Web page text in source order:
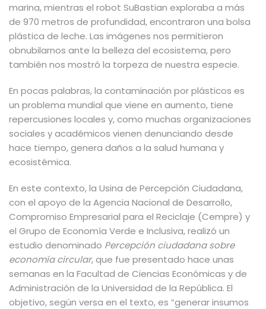
marina, mientras el robot SuBastian exploraba a más
de 970 metros de profundidad, encontraron una bolsa
plástica de leche. Las imágenes nos permitieron
obnubilarnos ante la belleza del ecosistema, pero
también nos mostró la torpeza de nuestra especie.
En pocas palabras, la contaminación por plásticos es
un problema mundial que viene en aumento, tiene
repercusiones locales y, como muchas organizaciones
sociales y académicos vienen denunciando desde
hace tiempo,genera daños a la salud humana y
ecosistémica.
En este contexto, la Usina de Percepción Ciudadana,
con el apoyo de la Agencia Nacional de Desarrollo,
Compromiso Empresarial para el Reciclaje (Cempre) y
el Grupo de Economía Verde e Inclusiva, realizó un
estudio denominado Percepción ciudadana sobre
economía circular, que fue presentado hace unas
semanas en la Facultad de Ciencias Económicas y de
Administración de la Universidad de la República. El
objetivo, según versa en el texto, es “generar insumos